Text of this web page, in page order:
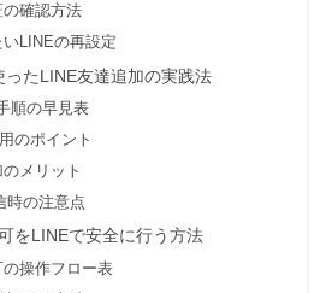
確認方法
LINEの再設定
ったLINE友達追加の実践法
順の早見表
のポイント
メリット
時の注意点
をLINEで安全に行う方法
操作フロー表